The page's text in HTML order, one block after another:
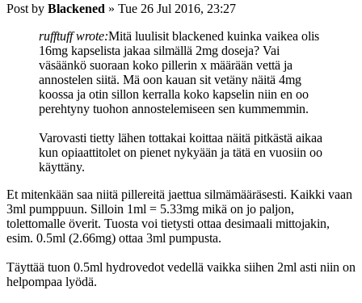
Post by Blackened » Tue 26 Jul 2016, 23:27
rufftuff wrote:Mitä luulisit blackened kuinka vaikea olis
16mg kapselista jakaa silmällä 2mg doseja? Vai
väsäänkö suoraan koko pillerin x määrään vettä ja
annostelen siitä. Mä oon kauan sit vetäny näitä 4mg
koossa ja otin sillon kerralla koko kapselin niin en oo
perehtyny tuohon annostelemiseen sen kummemmin.
Varovasti tietty lähen tottakai koittaa näitä pitkästä aikaa
kun opiaattitolet on pienet nykyään ja tätä en vuosiin oo
käyttäny.
Et mitenkään saa niitä pillereitä jaettua silmämääräsesti. Kaikki vaan
3ml pumppuun. Silloin 1ml = 5.33mg mikä on jo paljon,
tolettomalle överit. Tuosta voi tietysti ottaa desimaali mittojakin,
esim. 0.5ml (2.66mg) ottaa 3ml pumpusta.
Täyttää tuon 0.5ml hydrovedot vedellä vaikka siihen 2ml asti niin on
helpompaa lyödä.